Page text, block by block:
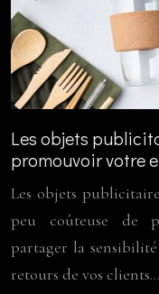
Les objets
promouvoir votre
Les objets
peu coûteuse de
partager la
retours de vos